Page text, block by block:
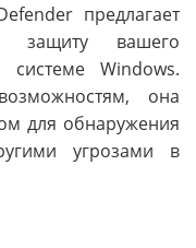
предлагает
защиту вашего
Windows.
она
для обнаружения
угрозами в